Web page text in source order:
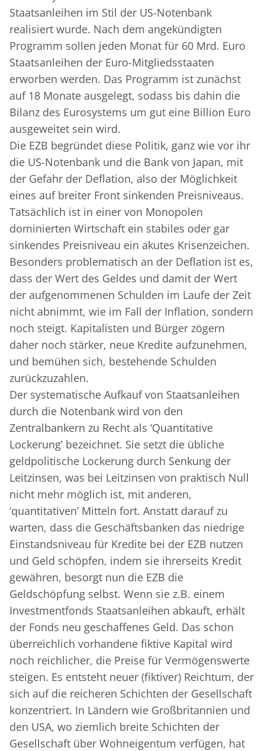
Staatsanleihen im Stil der US-Notenbank
realisiert wurde. Nach dem angekündigten
Programm sollen jeden Monat für 60 Mrd. Euro
Staatsanleihen der Euro-Mitgliedsstaaten
erworben werden. Das Programm ist zunächst
auf 18 Monate ausgelegt, sodass bis dahin die
Bilanz des Eurosystems um gut eine Billion Euro
ausgeweitet sein wird.
Die EZB begründet diese Politik, ganz wie vor ihr
die US-Notenbank und die Bank von Japan, mit
der Gefahr der Deflation, also der Möglichkeit
eines auf breiter Front sinkenden Preisniveaus.
Tatsächlich ist in einer von Monopolen
dominierten Wirtschaft ein stabiles oder gar
sinkendes Preisniveau ein akutes Krisenzeichen.
Besonders problematisch an der Deflation ist es,
dass der Wert des Geldes und damit der Wert
der aufgenommenen Schulden im Laufe der Zeit
nicht abnimmt, wie im Fall der Inflation, sondern
noch steigt. Kapitalisten und Bürger zögern
daher noch stärker, neue Kredite aufzunehmen,
und bemühen sich, bestehende Schulden
zurückzuzahlen.
Der systematische Aufkauf von Staatsanleihen
durch die Notenbank wird von den
Zentralbankern zu Recht als ‘Quantitative
Lockerung’ bezeichnet. Sie setzt die übliche
geldpolitische Lockerung durch Senkung der
Leitzinsen, was bei Leitzinsen von praktisch Null
nicht mehr möglich ist, mit anderen,
‘quantitativen’ Mitteln fort. Anstatt darauf zu
warten, dass die Geschäftsbanken das niedrige
Einstandsniveau für Kredite bei der EZB nutzen
und Geld schöpfen, indem sie ihrerseits Kredit
gewähren, besorgt nun die EZB die
Geldschöpfung selbst. Wenn sie z.B. einem
Investmentfonds Staatsanleihen abkauft, erhält
der Fonds neu geschaffenes Geld. Das schon
überreichlich vorhandene fiktive Kapital wird
noch reichlicher, die Preise für Vermögenswerte
steigen. Es entsteht neuer (fiktiver) Reichtum, der
sich auf die reicheren Schichten der Gesellschaft
konzentriert. In Ländern wie Großbritannien und
den USA, wo ziemlich breite Schichten der
Gesellschaft über Wohneigentum verfügen, hat